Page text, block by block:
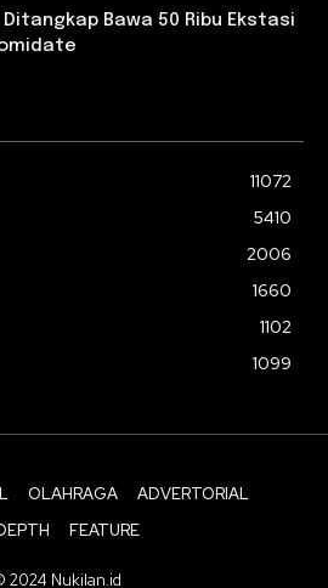
Bawa 50 Ribu Ekstasi
11072
5410
2006
1660
1102
1099
OLAHRAGA
ADVERTORIAL
FEATURE
2024 Nukilan.id